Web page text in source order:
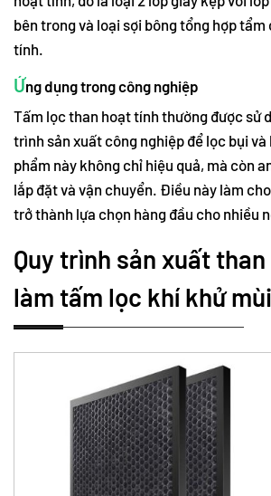
bên trong và loại sợi bông tổng hợp
tính.
Ứng dụng trong công nghiệp
Tấm lọc than hoạt tính thường được sử
trình sản xuất công nghiệp để lọc bụi và
phẩm này không chỉ hiệu quả, mà còn
lắp đặt và vận chuyển. Điều này làm
trở thành lựa chọn hàng đầu cho nhiều
Quy trình sản xuất
làm tấm lọc khí khử mùi